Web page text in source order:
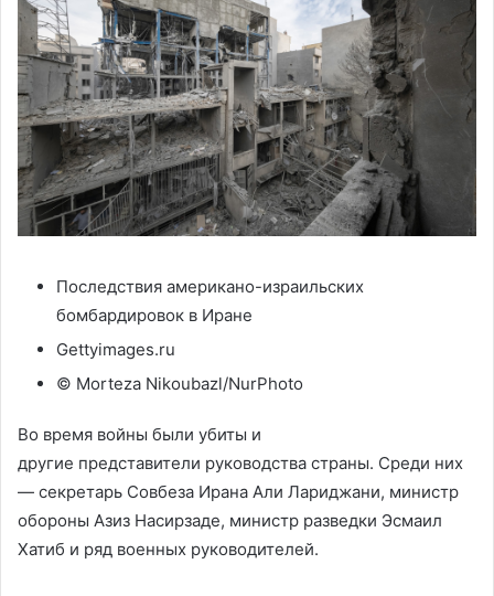
Последствия американо-израильских
бомбардировок в Иране
Gettyimages.ru
© Morteza Nikoubazl/NurPhoto
Во время войны были убиты и
другие представители руководства страны. Среди них
— секретарь Совбеза Ирана Али Лариджани, министр
обороны Азиз Насирзаде, министр разведки Эсмаил
Хатиб и ряд военных руководителей.